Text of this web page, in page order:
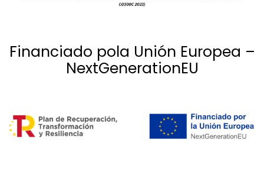
Financiado pola Unión Europea –
NextGenerationEU